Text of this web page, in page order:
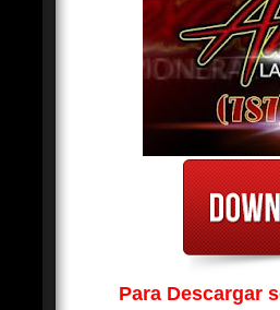
Para Descargar